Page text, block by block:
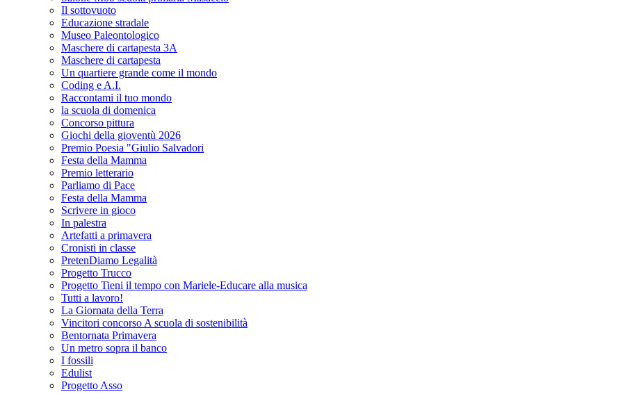
Il sottovuoto
Educazione stradale
Museo Paleontologico
Maschere di cartapesta 3A
Maschere di cartapesta
Un quartiere grande come il mondo
Coding e A.I.
Raccontami il tuo mondo
la scuola di domenica
Concorso pittura
Giochi della gioventù 2026
Premio Poesia "Giulio Salvadori
Festa della Mamma
Premio letterario
Parliamo di Pace
Festa della Mamma
Scrivere in gioco
In palestra
Artefatti a primavera
Cronisti in classe
PretenDiamo Legalità
Progetto Trucco
Progetto Tieni il tempo con Mariele-Educare alla musica
Tutti a lavoro!
La Giornata della Terra
Vincitori concorso A scuola di sostenibilità
Bentornata Primavera
Un metro sopra il banco
I fossili
Edulist
Progetto Asso